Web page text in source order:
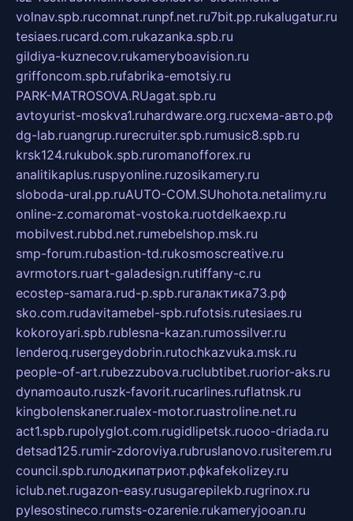
volnav.spb.rucomnat.runpf.net.ru7bit.pp.rukalugatur.ru
tesiaes.rucard.com.rukazanka.spb.ru
gildiya-kuznecov.rukameryboavision.ru
griffoncom.spb.rufabrika-emotsiy.ru
PARK-MATROSOVA.RUagat.spb.ru
avtoyurist-moskva1.ruhardware.org.ruсхема-авто.рф
dg-lab.ruangrup.rurecruiter.spb.rumusic8.spb.ru
krsk124.rukubok.spb.ruromanofforex.ru
analitikaplus.ruspyonline.ruzosikamery.ru
sloboda-ural.pp.ruAUTO-COM.SUhohota.netalimy.ru
online-z.comaromat-vostoka.ruotdelkaexp.ru
mobilvest.rubbd.net.rumebelshop.msk.ru
smp-forum.rubastion-td.rukosmoscreative.ru
avrmotors.ruart-galadesign.rutiffany-c.ru
ecostep-samara.rud-p.spb.ruгалактика73.рф
sko.com.rudavitamebel-spb.rufotsis.rutesiaes.ru
kokoroyari.spb.rublesna-kazan.rumossilver.ru
lenderoq.rusergeydobrin.rutochkazvuka.msk.ru
people-of-art.rubezzubova.ruclubtibet.ruorior-aks.ru
dynamoauto.ruszk-favorit.rucarlines.ruflatnsk.ru
kingbolenskaner.rualex-motor.ruastroline.net.ru
act1.spb.rupolyglot.com.rugidlipetsk.ruooo-driada.ru
detsad125.rumir-zdoroviya.rubruslanovo.rusiterem.ru
council.spb.ruлодкипатриот.рфkafekolizey.ru
iclub.net.rugazon-easy.rusugarepilekb.rugrinox.ru
pylesostineco.rumsts-ozarenie.rukameryjooan.ru